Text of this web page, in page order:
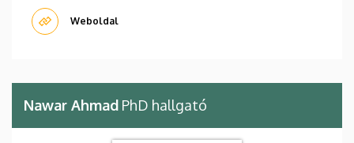
Weboldal
Nawar Ahmad PhD hallgató